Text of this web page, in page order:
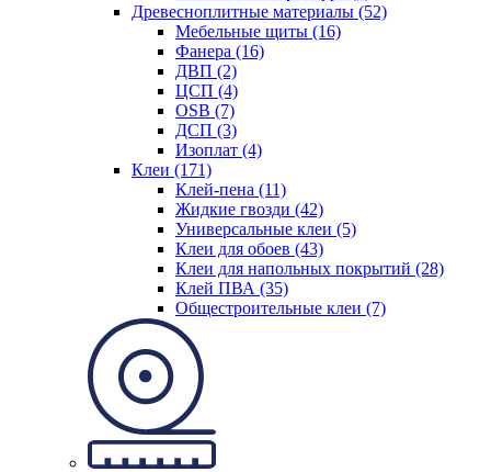
Древесноплитные материалы (52)
Мебельные щиты (16)
Фанера (16)
ДВП (2)
ЦСП (4)
OSB (7)
ДСП (3)
Изоплат (4)
Клеи (171)
Клей-пена (11)
Жидкие гвозди (42)
Универсальные клеи (5)
Клеи для обоев (43)
Клеи для напольных покрытий (28)
Клей ПВА (35)
Общестроительные клеи (7)